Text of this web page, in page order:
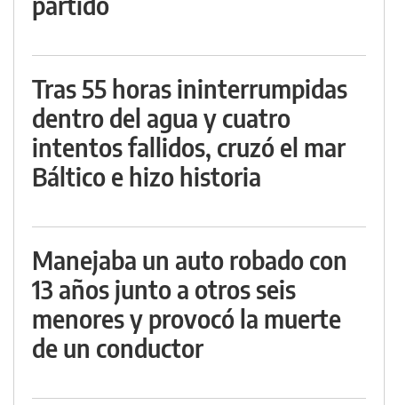
Tras 55 horas ininterrumpidas
dentro del agua y cuatro
intentos fallidos, cruzó el mar
Báltico e hizo historia
Manejaba un auto robado con
13 años junto a otros seis
menores y provocó la muerte
de un conductor